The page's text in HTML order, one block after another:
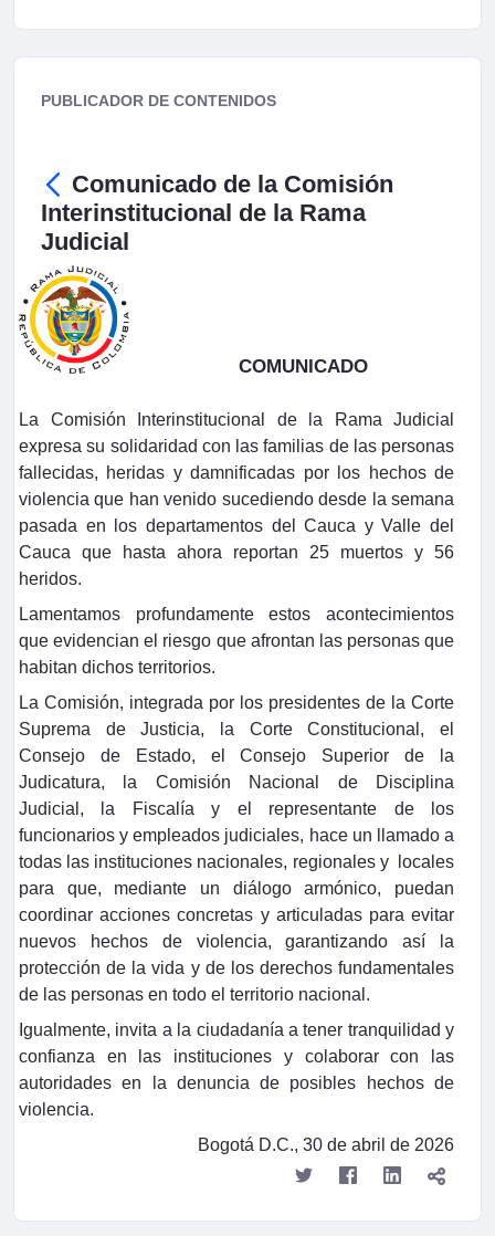
PUBLICADOR DE CONTENIDOS
Comunicado de la Comisión
Interinstitucional de la Rama
Judicial
COMUNICADO
La Comisión Interinstitucional de la Rama Judicial
expresa su solidaridad con las familias de las personas
fallecidas, heridas y damnificadas por los hechos de
violencia que han venido sucediendo desde la semana
pasada en los departamentos del Cauca y Valle del
Cauca que hasta ahora reportan 25 muertos y 56
heridos.
Lamentamos profundamente estos acontecimientos
que evidencian el riesgo que afrontan las personas que
habitan dichos territorios.
La Comisión, integrada por los presidentes de la Corte
Suprema de Justicia, la Corte Constitucional, el
Consejo de Estado, el Consejo Superior de la
Judicatura, la Comisión Nacional de Disciplina
Judicial, la Fiscalía y el representante de los
funcionarios y empleados judiciales, hace un llamado a
todas las instituciones nacionales, regionales y locales
para que, mediante un diálogo armónico, puedan
coordinar acciones concretas y articuladas para evitar
nuevos hechos de violencia, garantizando así la
protección de la vida y de los derechos fundamentales
de las personas en todo el territorio nacional.
Igualmente, invita a la ciudadanía a tener tranquilidad y
confianza en las instituciones y colaborar con las
autoridades en la denuncia de posibles hechos de
violencia.
Bogotá D.C., 30 de abril de 2026